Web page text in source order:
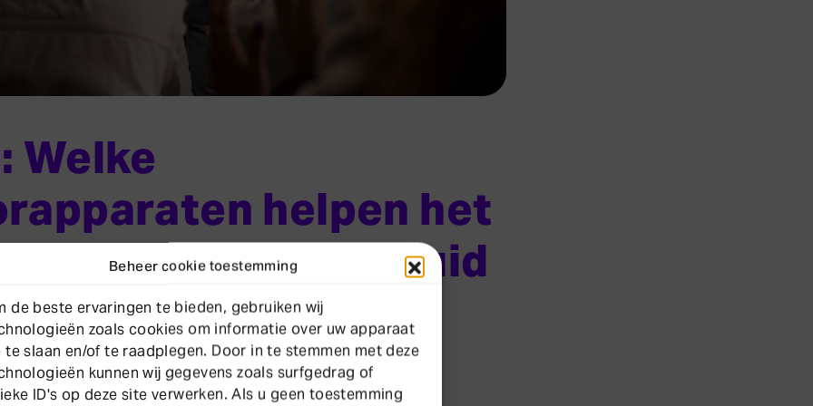
Beheer cookie toestemming
de beste ervaringen te bieden, gebruiken wij
zoals cookies om informatie over uw apparaat
te slaan en/of te raadplegen. Door in te stemmen met deze
kunnen wij gegevens zoals surfgedrag of
ID's op deze site verwerken. Als u geen toestemming
Welke
helpen het
achtergrondgeluid
meeste moderne gehoorapparaten beschikken over